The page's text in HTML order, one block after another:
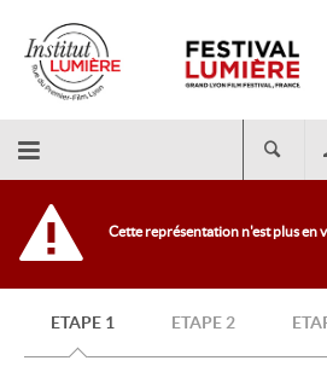
Retour
l'accueil
Cette représentation n'est plus en
ETAPE 1 ETAPE 2